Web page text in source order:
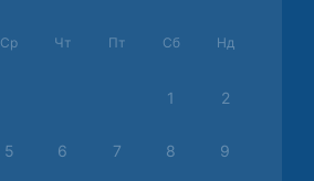
Ср Чт Пт Сб Нд
1 2
5 6 7 8 9